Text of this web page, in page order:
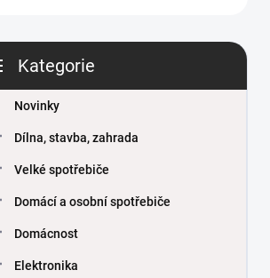
Kategorie
Novinky
Dílna, stavba, zahrada
Velké spotřebiče
Domácí a osobní spotřebiče
Domácnost
Elektronika